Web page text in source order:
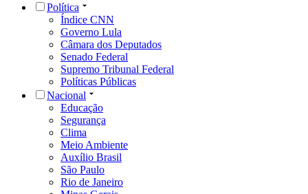
Política
Índice CNN
Governo Lula
Câmara dos Deputados
Senado Federal
Supremo Tribunal Federal
Políticas Públicas
Nacional
Educação
Segurança
Clima
Meio Ambiente
Auxílio Brasil
São Paulo
Rio de Janeiro